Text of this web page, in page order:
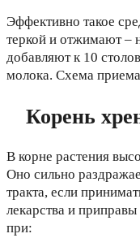
Эффективно такое
теркой и отжимают –
добавляют к 10
молока. Схема
Корень
В корне растения
Оно сильно
тракта, если
лекарства и
при: